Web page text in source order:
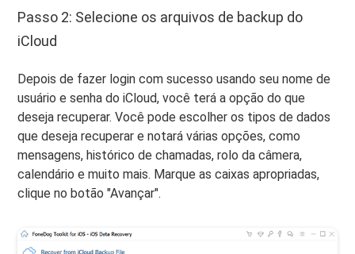
Passo 2: Selecione os arquivos de backup do
iCloud
Depois de fazer login com sucesso usando seu nome de
usuário e senha do iCloud, você terá a opção do que
deseja recuperar. Você pode escolher os tipos de dados
que deseja recuperar e notará várias opções, como
mensagens, histórico de chamadas, rolo da câmera,
calendário e muito mais. Marque as caixas apropriadas,
clique no botão "Avançar".